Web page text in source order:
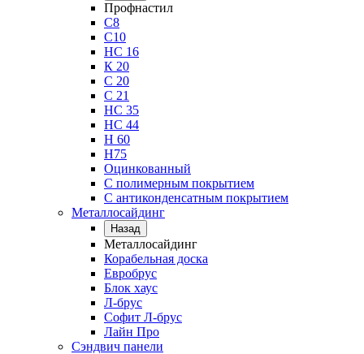
Профнастил
С8
С10
НС 16
К 20
С 20
С 21
НС 35
НС 44
Н 60
Н75
Оцинкованный
С полимерным покрытием
С антиконденсатным покрытием
Металлосайдинг
Назад
Металлосайдинг
Корабельная доска
Евробрус
Блок хаус
Л-брус
Софит Л-брус
Лайн Про
Сэндвич панели